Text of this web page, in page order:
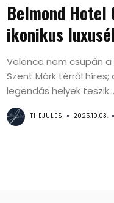
Belmond Hotel
ikonikus
Velence nem csupán
Szent Márk térről
legendás helyek teszik...
THEJULES 2025.10.03.